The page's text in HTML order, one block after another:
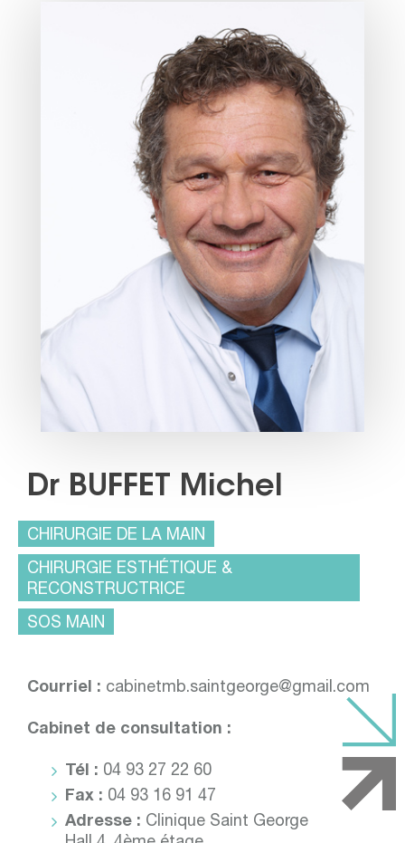
Dr BUFFET Michel
CHIRURGIE DE LA MAIN
CHIRURGIE ESTHÉTIQUE &
RECONSTRUCTRICE
SOS MAIN
Courriel : cabinetmb.saintgeorge@gmail.com
Cabinet de consultation :
Tél : 04 93 27 22 60
Fax : 04 93 16 91 47
Adresse : Clinique Saint George